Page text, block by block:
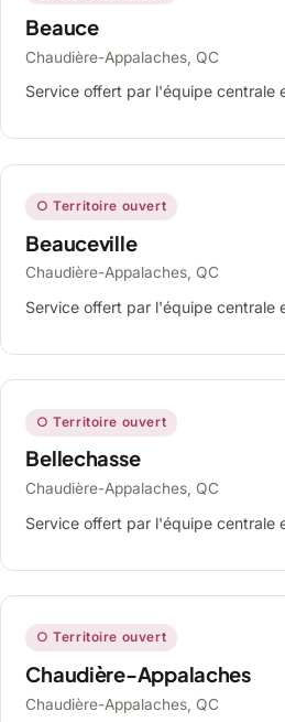
Beauce
Chaudière-Appalaches, QC
Service offert par l'équipe centrale
○ Territoire ouvert
Beauceville
Chaudière-Appalaches, QC
Service offert par l'équipe centrale
○ Territoire ouvert
Bellechasse
Chaudière-Appalaches, QC
Service offert par l'équipe centrale
○ Territoire ouvert
Chaudière-Appalaches
Chaudière-Appalaches, QC